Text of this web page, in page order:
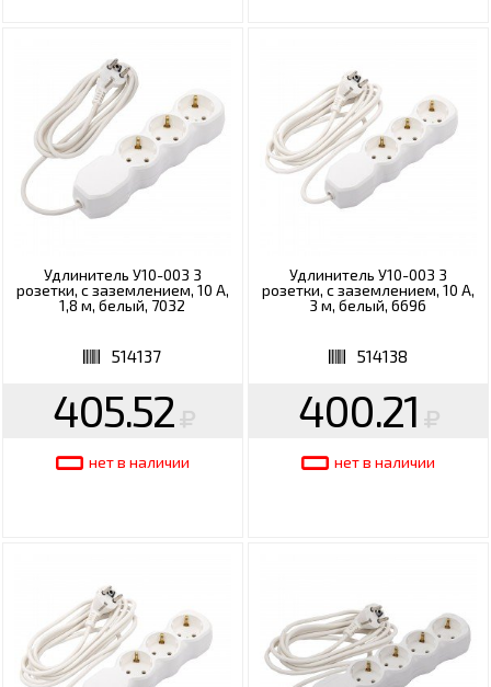
Удлинитель У10-003 3
розетки, с заземлением, 10 А,
1,8 м, белый, 7032
514137
405.52
нет в наличии
Удлинитель У10-003 3
розетки, с заземлением, 10 А,
3 м, белый, 6696
514138
400.21
нет в наличии